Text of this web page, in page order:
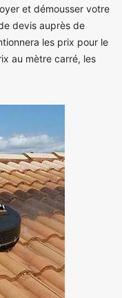
et démousser votre
devis auprès de
les prix pour le
au mètre carré, les